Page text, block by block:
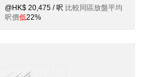
@HK$ 20,475 / 呎 比較同區放盤平均
呎價低22%